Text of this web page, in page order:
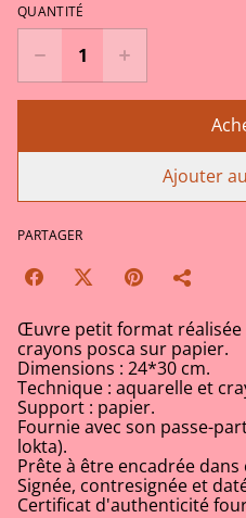
QUANTITÉ
Ajouter
PARTAGER
Œuvre petit format réalisée
crayons posca sur papier.
Dimensions : 24*30 cm.
Technique : aquarelle et
Support : papier.
Fournie avec son passe-
lokta).
Prête à être encadrée
Signée, contresignée et
Certificat d'authenticité